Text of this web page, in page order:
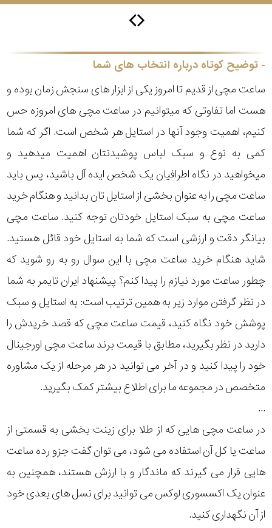
توضیح کوتاه درباره انتخاب های شما
ساعت مچی از قدیم تا امروز یکی از ابزار های سنجش زمان بوده و
هست اما تفاوتی که میتوانیم در ساعت مچی های امروزه حس
کنیم، اهمیت وجود آنها در استایل هر شخص است. اگر که شما
کمی به نوع و سبک لباس پوشیدنتان اهمیت میدهید و
میخواهید در نگاه اطرافیان یک شخص ایده آل باشید، پس باید
ساعت مچی را به عنوان بخشی از استایل تان بدانید و هنگام خرید
ساعت مچی به سبک استایل خودتان توجه کنید. ساعت مچی
بیانگر دقت و ارزشی است که شما به استایل خود قائل هستید.
شاید هنگام خرید ساعت مچی با این سوال رو به رو شوید که
چطور ساعت مورد نیازم را پیدا کنم؟ پیشنهاد ایران تایمر به شما
در نظر گرفتن موارد زیر به همین ترتیب است: به استایل و سبک
پوشش خود نگاه کنید، قیمت ساعت مچی که قصد خریدش را
دارید در نظر بگیرید، مطابق با قیمت برند ساعت مچی اورجینال
خود را پیدا کنید و در آخر می توانید در هر مرحله از یک مشاوره
متخصص در مجموعه ما برای اطلاع بیشتر کمک بگیرید.
...
در ساعت مچی هایی که از طلا برای زینت بخشی به قسمتی از
ساعت یا کل آن استفاده می شود، می توان گفت جزو رده ساعت
هایی قرار می گیرند که ماندگار و با ارزش هستند، همچنین به
عنوان یک اکسسوری لوکس می توانید برای نسل های بعدی خود
از آن نگهداری کنید.
اورینت
کاتر
پیلار
جگوار
تیسوت
مازراتی
بیشتر...
جنسیت
استایل
رده
محدوده
عرض
قاب
بند
صفحه
مقاوم